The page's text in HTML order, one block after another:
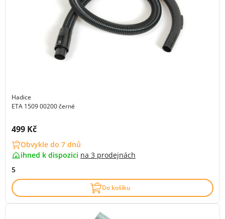
Hadice
ETA 1509 00200 černé
Cena s DPH:
499 Kč
Obvykle do 7 dnů
ihned k dispozici na 3 prodejnách
5
Do košíku